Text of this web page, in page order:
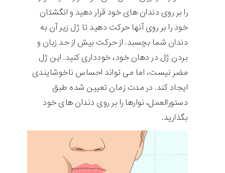
را بر روی دندان های خود قرار دهید و انگشتان
خود را بر روی آنها حرکت دهید تا ژل زیر آن به
دندان شما بچسبد. از حرکت بیش از حد زبان و
بردن ژل در دهان خود، خودداری کنید. این ژل
مضر نیست، اما می تواند احساس ناخوشایندی
ایجاد کند. در مدت زمان تعیین شده طبق
دستورالعمل، نوارها را بر روی دندان های خود
بگذارید.